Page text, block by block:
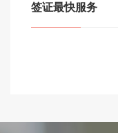
签证最快服务